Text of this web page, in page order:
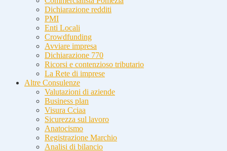
Dichiarazione redditi
PMI
Enti Locali
Crowdfunding
Avviare impresa
Dichiarazione 770
Ricorsi e contenzioso tributario
La Rete di imprese
Altre Consulenze
Valutazioni di aziende
Business plan
Visura Cciaa
Sicurezza sul lavoro
Anatocismo
Registrazione Marchio
Analisi di bilancio